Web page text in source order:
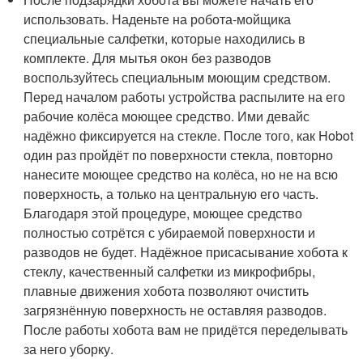
использовать. Наденьте на робота-мойщика
специальные салфетки, которые находились в
комплекте. Для мытья окон без разводов
воспользуйтесь специальным моющим средством.
Перед началом работы устройства распылите на его
рабочие колёса моющее средство. Ими девайс
надёжно фиксируется на стекле. После того, как Hobot
один раз пройдёт по поверхности стекла, повторно
нанесите моющее средство на колёса, но не на всю
поверхность, а только на центральную его часть.
Благодаря этой процедуре, моющее средство
полностью сотрётся с убираемой поверхности и
разводов не будет. Надёжное присасывание хобота к
стеклу, качественный салфетки из микрофибры,
плавные движения хобота позволяют очистить
загрязнённую поверхность не оставляя разводов.
После работы хобота вам не придётся переделывать
за него уборку.